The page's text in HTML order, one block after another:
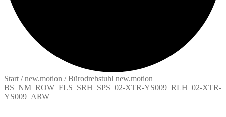
Start /new.motion /Bürodrehstuhl new.motion
BS_NM_ROW_FLS_SRH_SPS_02-XTR-YS009_RLH_02-XTR-
YS009_ARW